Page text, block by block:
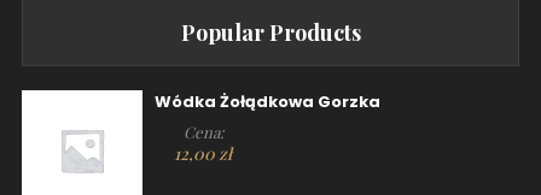
Popular Products
Wódka Żołądkowa Gorzka
Cena:
12,00 zł